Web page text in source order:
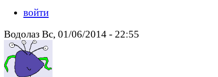
войти
Водолаз Вс, 01/06/2014 - 22:55